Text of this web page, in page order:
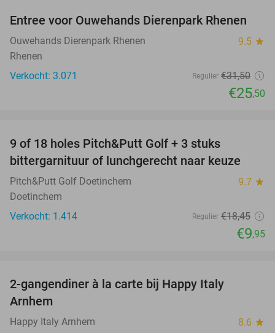
19%
Entree voor Ouwehands Dierenpark Rhenen
Ouwehands Dierenpark Rhenen 9.5 star
Rhenen
Verkocht: 3.071
Regulier €31,50
€25,50
9 of 18 holes Pitch&Putt Golf + 3 stuks
bittergarnituur of lunchgerecht naar keuze
Pitch&Putt Golf Doetinchem 9.7 star
Doetinchem
Verkocht: 1.414
Regulier €18,45
€9,95
2-gangendiner à la carte bij Happy Italy
Arnhem
Happy Italy Arnhem 8.6 star